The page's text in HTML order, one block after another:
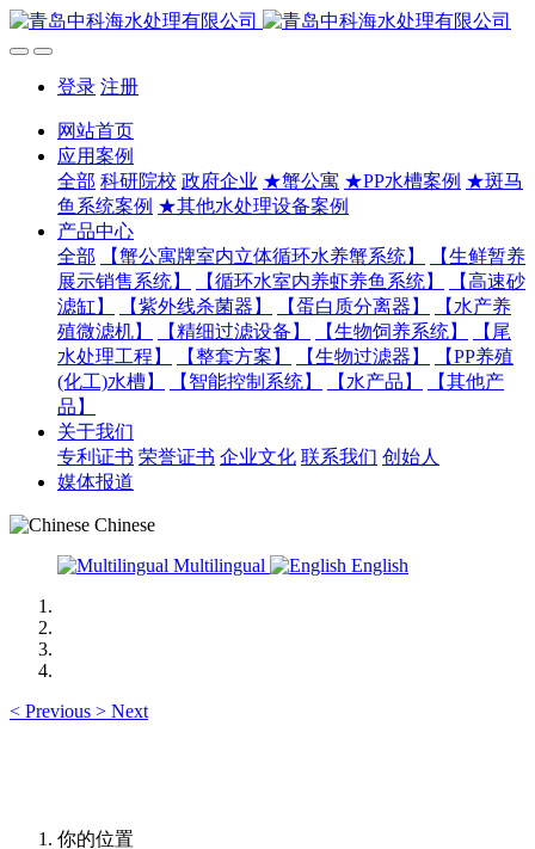
登录 注册
网站首页
应用案例
全部 科研院校 政府企业 ★蟹公寓 ★PP水槽案例 ★斑马
鱼系统案例 ★其他水处理设备案例
产品中心
全部
【蟹公寓牌室内立体循环水养蟹系统】
【生鲜暂养
展示销售系统】
【循环水室内养虾养鱼系统】
【高速砂
滤缸】
【紫外线杀菌器】 【蛋白质分离器】
【水产养
殖微滤机】
【精细过滤设备】 【生物饲养系统】
【尾
水处理工程】
【整套方案】 【生物过滤器】
【PP养殖
(化工)水槽】
【智能控制系统】 【水产品】
【其他产
品】
关于我们
专利证书 荣誉证书 企业文化 联系我们 创始人
媒体报道
Chinese
Multilingual
English
< Previous > Next
你的位置